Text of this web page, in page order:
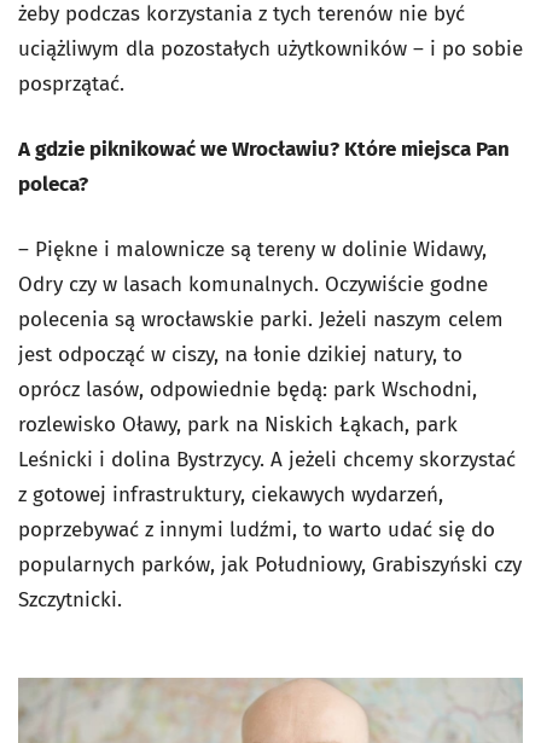
żeby podczas korzystania z tych terenów nie być
uciążliwym dla pozostałych użytkowników – i po sobie
posprzątać.
A gdzie piknikować we Wrocławiu? Które miejsca Pan
poleca?
– Piękne i malownicze są tereny w dolinie Widawy,
Odry czy w lasach komunalnych. Oczywiście godne
polecenia są wrocławskie parki. Jeżeli naszym celem
jest odpocząć w ciszy, na łonie dzikiej natury, to
oprócz lasów, odpowiednie będą: park Wschodni,
rozlewisko Oławy, park na Niskich Łąkach, park
Leśnicki i dolina Bystrzycy. A jeżeli chcemy skorzystać
z gotowej infrastruktury, ciekawych wydarzeń,
poprzebywać z innymi ludźmi, to warto udać się do
popularnych parków, jak Południowy, Grabiszyński czy
Szczytnicki.